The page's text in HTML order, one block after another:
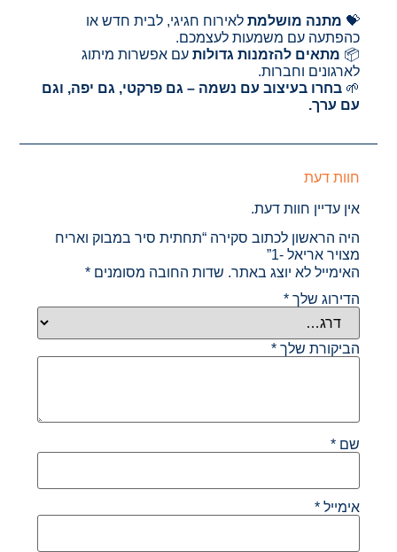
💝 מתנה מושלמת לאירוח חגיגי, לבית חדש או
כהפתעה עם משמעות לעצמכם.
📦 מתאים להזמנות גדולות עם אפשרות מיתוג
לארגונים וחברות.
🌱בחרו בעיצוב עם נשמה – גם פרקטי, גם יפה, וגם
עם ערך.
חוות דעת
אין עדיין חוות דעת.
היה הראשון לכתוב סקירה “תחתית סיר במבוק ואריח
מצויר אריאל -1”
האימייל לא יוצג באתר. שדות החובה מסומנים*
הדירוג שלך*
הביקורת שלך*
שם*
אימייל*